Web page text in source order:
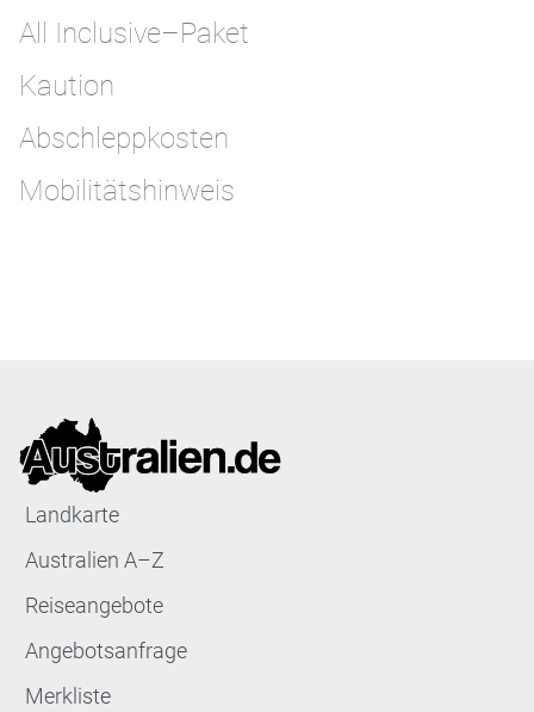
All Inclusive–Paket
Kaution
Abschleppkosten
Mobilitätshinweis
Landkarte
Australien A–Z
Reiseangebote
Angebotsanfrage
Merkliste